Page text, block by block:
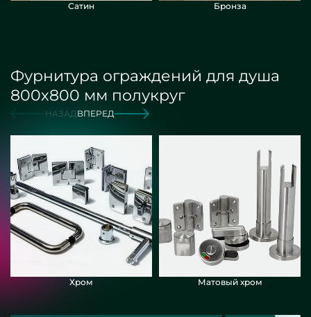
Сатин Бронза
Фурнитура ограждений для душа
800х800 мм полукруг
НАЗАДВПЕРЕД
Хром Матовый хром